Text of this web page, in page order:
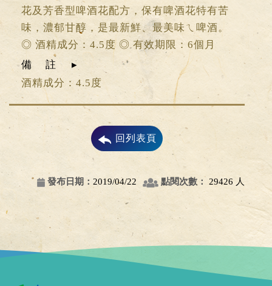
花及芳香型啤酒花配方，保有啤酒花特有苦
味，濃郁甘醇，是最新鮮、最美味ㄟ啤酒。
◎ 酒精成分：4.5度 ◎ 有效期限：6個月
備註
酒精成分：4.5度
回列表頁
發布日期： 2019/04/22 點閱次數： 29426 人